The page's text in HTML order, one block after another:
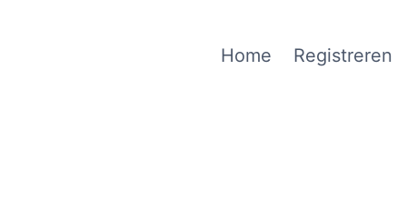
Home Registreren